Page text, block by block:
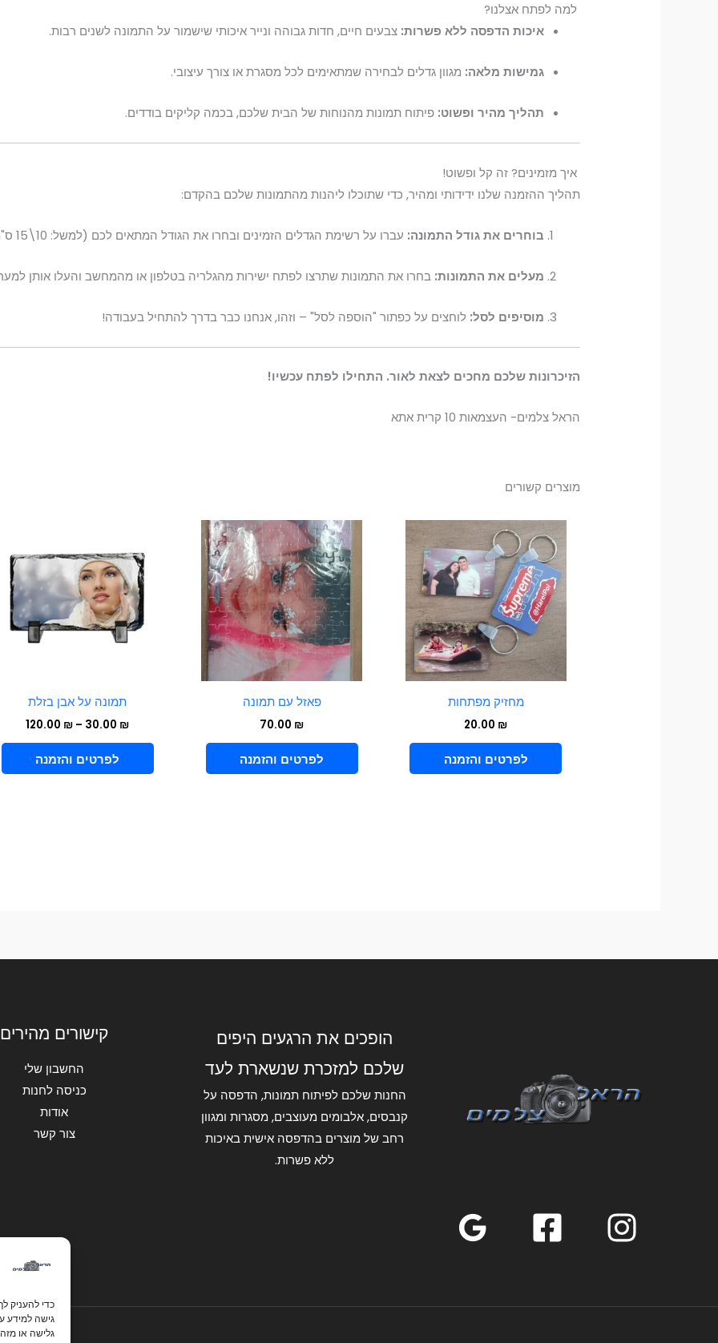
כדי להעניק
גישה למידע
גלישה או
למה לפתח אצלנו?
איכות הדפסה ללא פשרות: צבעים חיים, חדות גבוהה ונייר איכותי שישמור על התמונה לשנים רבות.
גמישות מלאה: מגוון גדלים לבחירה שמתאימים לכל מסגרת או צורך עיצובי.
תהליך מהיר ופשוט: פיתוח תמונות מהנוחות של הבית שלכם, בכמה קליקים בודדים.
איך מזמינים? זה קל ופשוט!
תהליך ההזמנה שלנו ידידותי ומהיר, כדי שתוכלו ליהנות מהתמונות שלכם בהקדם:
בוחרים את גודל התמונה: עברו על רשימת הגדלים הזמינים ובחרו את הגודל המתאים לכם (למשל: 10\15
מעלים את התמונות: בחרו את התמונות שתרצו לפתח ישירות מהגלריה בטלפון או מהמחשב והעלו אותן
מוסיפים לסל: לוחצים על כפתור "הוספה לסל" – וזהו, אנחנו כבר בדרך להתחיל בעבודה!
הזיכרונות שלכם מחכים לצאת לאור. התחילו לפתח עכשיו!
הראל צלמים- העצמאות 10 קרית אתא
מוצרים קשורים
מחזיק מפתחות
20.00 ₪
VIEW PRODUCT
פאזל עם תמונה
70.00 ₪
VIEW PRODUCT
תמונה על אבן בזלת
30.00 ₪
–
120.00 ₪
עד
⁦120.00 ₪⁩
VIEW PRODUCT
הופכים את הרגעים היפים
שלכם למזכרת שנשארת לעד
החנות שלכם לפיתוח תמונות, הדפסה על
קנבסים, אלבומים מעוצבים, מסגרות ומגוון
רחב של מוצרים בהדפסה אישית באיכות
ללא פשרות.
קישורים מהירים
החשבון שלי
כניסה לחנות
אודות
צור קשר